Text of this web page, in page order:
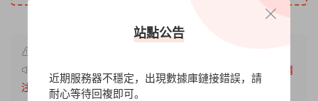
，轉載請
注明出處。
站點公告
近期服務器不穩定，出現數據庫鏈接錯誤，請
耐心等待回複即可。